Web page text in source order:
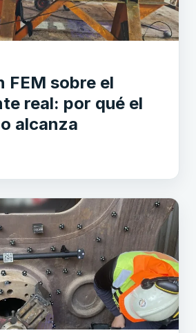
FEM sobre el
real: por qué el
alcanza